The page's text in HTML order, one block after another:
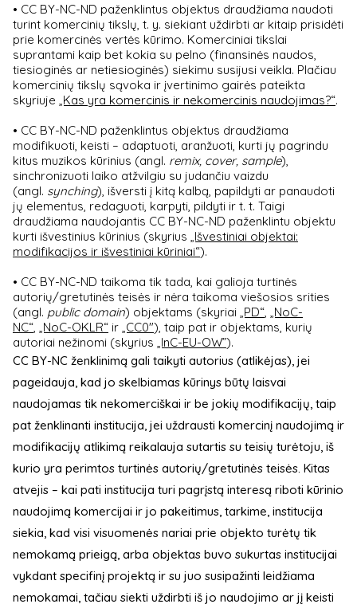
• CC BY-NC-ND paženklintus objektus draudžiama naudoti
turint komercinių tikslų, t. y. siekiant uždirbti ar kitaip prisidėti
prie komercinės vertės kūrimo. Komerciniai tikslai
suprantami kaip bet kokia su pelno (finansinės naudos,
tiesioginės ar netiesioginės) siekimu susijusi veikla. Plačiau
komercinių tikslų sąvoka ir įvertinimo gairės pateikta
skyriuje „Kas yra komercinis ir nekomercinis naudojimas?“.
• CC BY-NC-ND paženklintus objektus draudžiama
modifikuoti, keisti – adaptuoti, aranžuoti, kurti jų pagrindu
kitus muzikos kūrinius (angl. remix, cover, sample),
sinchronizuoti laiko atžvilgiu su judančiu vaizdu
(angl. synching), išversti į kitą kalbą, papildyti ar panaudoti
jų elementus, redaguoti, karpyti, pildyti ir t. t. Taigi
draudžiama naudojantis CC BY-NC-ND paženklintu objektu
kurti išvestinius kūrinius (skyrius „Išvestiniai objektai:
modifikacijos ir išvestiniai kūriniai“).
• CC BY-NC-ND taikoma tik tada, kai galioja turtinės
autorių/gretutinės teisės ir nėra taikoma viešosios srities
(angl. public domain) objektams (skyriai „PD“
„NoC-
NC“
„NoC-OKLR“ ir „CC0″), taip pat ir objektams, kurių
autoriai nežinomi (skyrius „InC-EU-OW”).
CC BY-NC ženklinimą gali taikyti autorius (atlikėjas), jei
pageidauja, kad jo skelbiamas kūrinys būtų laisvai
naudojamas tik nekomerciškai ir be jokių modifikacijų, taip
pat ženklinanti institucija, jei uždrausti komercinį naudojimą ir
modifikacijų atlikimą reikalauja sutartis su teisių turėtoju, iš
kurio yra perimtos turtinės autorių/gretutinės teisės. Kitas
atvejis – kai pati institucija turi pagrįstą interesą riboti kūrinio
naudojimą komercijai ir jo pakeitimus, tarkime, institucija
siekia, kad visi visuomenės nariai prie objekto turėtų tik
nemokamą prieigą, arba objektas buvo sukurtas institucijai
vykdant specifinį projektą ir su juo susipažinti leidžiama
nemokamai, tačiau siekti uždirbti iš jo naudojimo ar jį keisti